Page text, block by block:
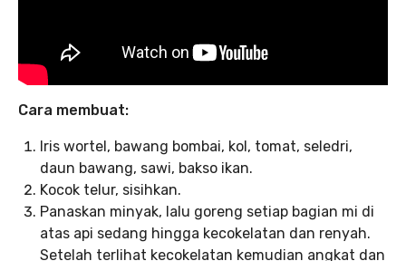
Cara membuat:
Iris wortel, bawang bombai, kol, tomat, seledri,
daun bawang, sawi, bakso ikan.
Kocok telur, sisihkan.
Panaskan minyak, lalu goreng setiap bagian mi di
atas api sedang hingga kecokelatan dan renyah.
Setelah terlihat kecokelatan kemudian angkat dan